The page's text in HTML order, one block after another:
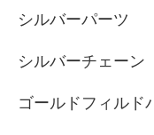
シルバーパーツ
シルバーチェーン
ゴールドフィルド